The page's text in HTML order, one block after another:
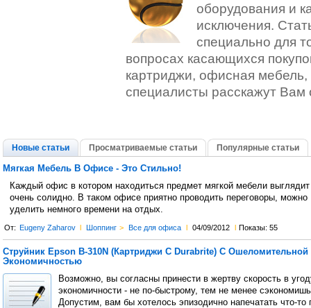
оборудования и
исключения.
специально для
вопросах касающихся
картриджи, офисная
специалисты расскажут Вам
Новые статьи Просматриваемые статьи Популярные статьи
Мягкая Мебель В Офисе - Это Стильно!
Каждый офис в котором находиться предмет мягкой мебели выглядит
очень солидно. В таком офисе приятно проводить переговоры, можно
уделить немного времени на отдых.
От: Eugeny Zaharov l Шоппинг > Все для офиса l 04/09/2012 l Показы: 55
Струйник Epson B-310N (Картриджи С Durabrite) С
Экономичностью
Возможно, вы согласны принести в жертву скорость в
экономичности - не по-быстрому, тем не менее
Допустим, вам бы хотелось эпизодично напечатать что-то